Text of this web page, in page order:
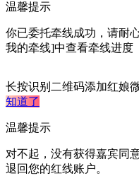
温馨提示
你已委托牵线成功，请耐
我的牵线]中查看牵线进度
长按识别二维码添加红娘
知道了
温馨提示
对不起，没有获得嘉宾同
退回您的红线账户。